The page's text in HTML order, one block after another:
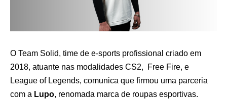
O Team Solid, time de e-sports profissional criado em
2018, atuante nas modalidades CS2, Free Fire, e
League of Legends, comunica que firmou uma parceria
com a Lupo, renomada marca de roupas esportivas.